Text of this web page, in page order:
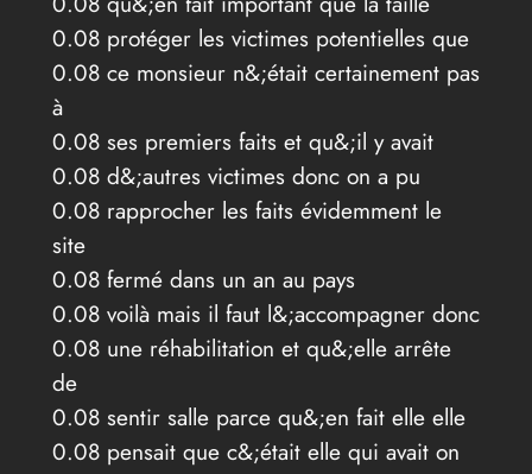
0.08 protéger les victimes potentielles que
0.08 ce monsieur n&;était certainement pas
à
0.08 ses premiers faits et qu&;il y avait
0.08 d&;autres victimes donc on a pu
0.08 rapprocher les faits évidemment le
site
0.08 fermé dans un an au pays
0.08 voilà mais il faut l&;accompagner donc
0.08 une réhabilitation et qu&;elle arrête
de
0.08 sentir salle parce qu&;en fait elle elle
0.08 pensait que c&;était elle qui avait on